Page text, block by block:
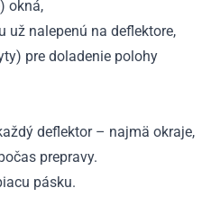
okná,
už nalepenú na deflektore,
pre doladenie polohy
deflektor – najmä okraje,
prepravy.
pásku.